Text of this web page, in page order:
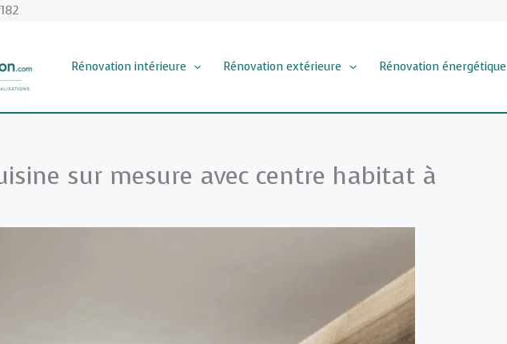
Rénovation intérieure Rénovation extérieure Rénovation énergétique
sur mesure avec centre habitat à